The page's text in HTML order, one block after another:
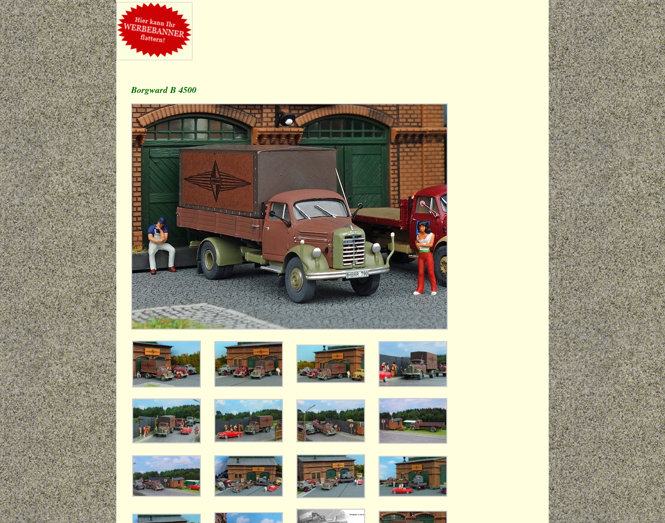
Borgward B 4500